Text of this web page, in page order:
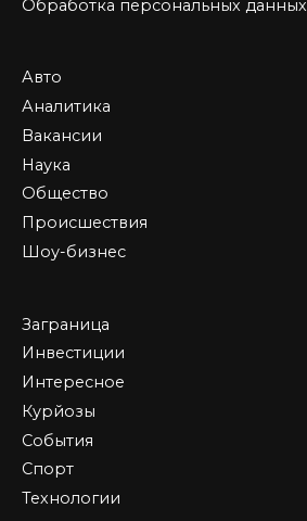
Обработка персональных данных
Авто
Аналитика
Вакансии
Наука
Общество
Происшествия
Шоу-бизнес
Заграница
Инвестиции
Интересное
Курйозы
События
Спорт
Технологии